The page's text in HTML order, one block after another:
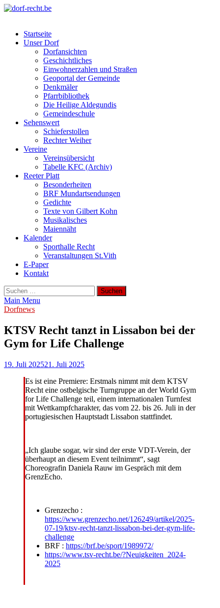
Skip
Startseite
Unser Dorf
Dorfansichten
Geschichtliches
Einwohnerzahlen und Straßen
Geoportal der Gemeinde
Denkmäler
Pfarrbibliothek
Die Heilige Aldegundis
Gemeindeschule
Sehenswert
Schieferstollen
Rechter Weiher
Vereine
Vereinsübersicht
Tabelle KFC (Archiv)
Reeter Platt
Besonderheiten
BRF Mundartsendungen
Gedichte
Texte von Gilbert Kohn
Musikalisches
Maiennäht
Kalender
Sporthalle Recht
Veranstaltungen St.Vith
E-Paper
Kontakt
Suchen
nach:
Main Menu
Dorfnews
KTSV Recht tanzt in Lissabon bei der
Gym for Life Challenge
19. Juli 202521. Juli 2025
Es ist eine Premiere: Erstmals nimmt mit dem KTSV
Recht eine ostbelgische Turngruppe an der World Gym
for Life Challenge teil, einem internationalen Turnfest
mit Wettkampfcharakter, das vom 22. bis 26. Juli in der
portugiesischen Hauptstadt Lissabon stattfindet.
„Ich glaube sogar, wir sind der erste VDT-Verein, der
überhaupt an diesem Event teilnimmt“, sagt
Choreografin Daniela Rauw im Gespräch mit dem
GrenzEcho.
Grenzecho :
https://www.grenzecho.net/126249/artikel/2025-
07-19/ktsv-recht-tanzt-lissabon-bei-der-gym-life-
challenge
BRF : https://brf.be/sport/1989972/
https://www.tsv-recht.be/?Neuigkeiten_2024-
2025